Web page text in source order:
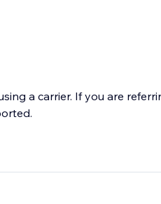
a carrier. If you are